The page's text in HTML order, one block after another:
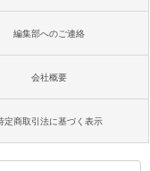
編集部へのご連絡
会社概要
定商取引法に基づく表示